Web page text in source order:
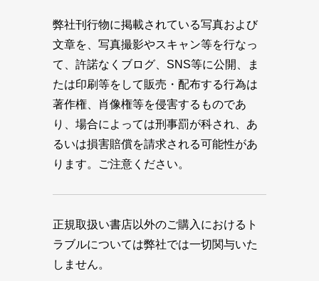
弊社刊行物に掲載されている写真および
文章を、写真撮影やスキャン等を行なっ
て、許諾なくブログ、SNS等に公開、ま
たは印刷等をして販売・配布する行為は
著作権、肖像権等を侵害するものであ
り、場合によっては刑事罰が科され、あ
るいは損害賠償を請求される可能性があ
ります。ご注意ください。
正規取扱い書店以外のご購入におけるト
ラブルについては弊社では一切関与いた
しません。